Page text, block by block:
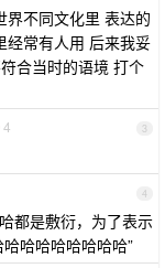
不同文化里 表达的
经常有人用 后来我妥
合当时的语境 打个
3
4
4
都是敷衍，为了表示
哈哈哈哈哈哈哈”